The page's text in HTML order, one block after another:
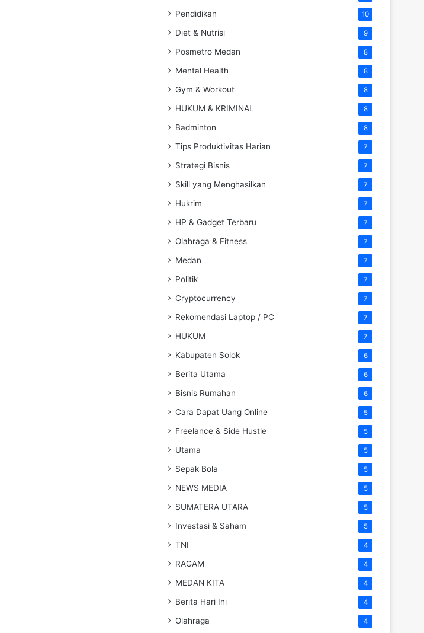
Pendidikan 10
Diet & Nutrisi 9
Posmetro Medan 8
Mental Health 8
Gym & Workout 8
HUKUM & KRIMINAL 8
Badminton 8
Tips Produktivitas Harian 7
Strategi Bisnis 7
Skill yang Menghasilkan 7
Hukrim 7
HP & Gadget Terbaru 7
Olahraga & Fitness 7
Medan 7
Politik 7
Cryptocurrency 7
Rekomendasi Laptop / PC 7
HUKUM 7
Kabupaten Solok 6
Berita Utama 6
Bisnis Rumahan 6
Cara Dapat Uang Online 5
Freelance & Side Hustle 5
Utama 5
Sepak Bola 5
NEWS MEDIA 5
SUMATERA UTARA 5
Investasi & Saham 5
TNI 4
RAGAM 4
MEDAN KITA 4
Berita Hari Ini 4
Olahraga 4